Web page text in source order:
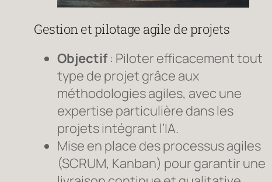
Gestion et pilotage agile de projets
Objectif : Piloter efficacement tout
type de projet grâce aux
méthodologies agiles, avec une
expertise particulière dans les
projets intégrant l’IA.
Mise en place des processus agiles
(SCRUM, Kanban) pour garantir une